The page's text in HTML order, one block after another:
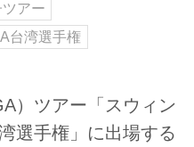
アー
台湾選手権
）ツアー「スウィン
選手権」に出場する